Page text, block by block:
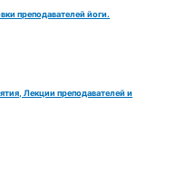
преподавателей йоги.
Лекции преподавателей и